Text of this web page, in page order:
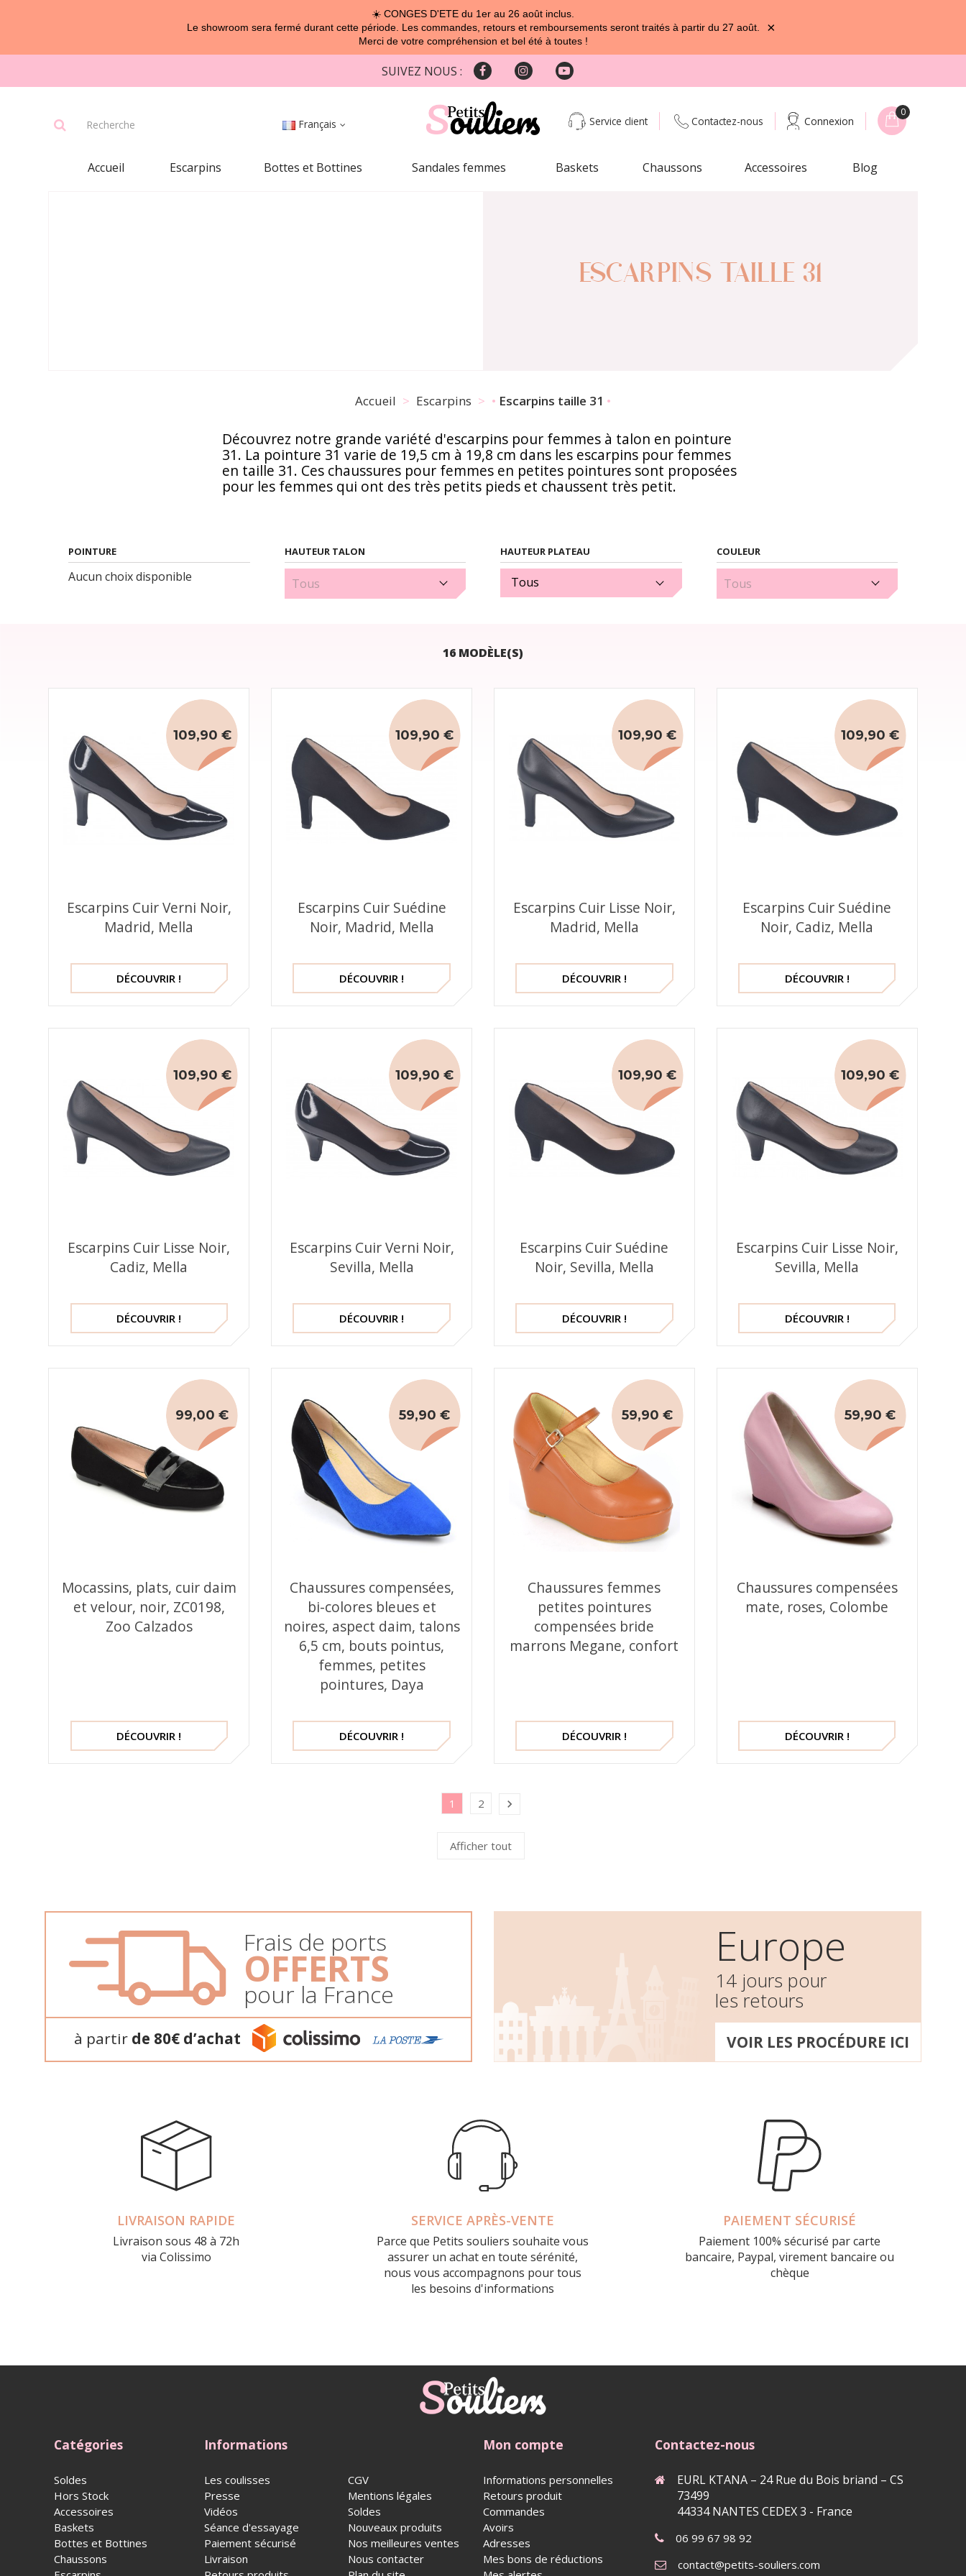
☀️ CONGES D'ETE du 1er au 26 août inclus.
Le showroom sera fermé durant cette période. Les commandes, retours et remboursements seront traités à partir du 27 août.
Merci de votre compréhension et bel été à toutes !
×
SUIVEZ NOUS :
Français Service client Contactez-nous Connexion
0
Accueil Escarpins Bottes et Bottines Sandales femmes Baskets Chaussons Accessoires Blog
ESCARPINS TAILLE 31
Accueil Escarpins Escarpins taille 31
Découvrez notre grande variété d'escarpins pour femmes à talon en pointure
31. La pointure 31 varie de 19,5 cm à 19,8 cm dans les escarpins pour femmes
en taille 31. Ces chaussures pour femmes en petites pointures sont proposées
pour les femmes qui ont des très petits pieds et chaussent très petit.
POINTURE
Aucun choix disponible
HAUTEUR TALON
1 cm (1)
HAUTEUR PLATEAU
Tous
COULEUR
Blanc (1)
16 MODÈLE(S)
Escarpins Cuir Verni Noir,
Madrid, Mella
109,90 €
DÉCOUVRIR !
Escarpins Cuir Suédine
Noir, Madrid, Mella
109,90 €
DÉCOUVRIR !
Escarpins Cuir Lisse Noir,
Madrid, Mella
109,90 €
DÉCOUVRIR !
Escarpins Cuir Suédine
Noir, Cadiz, Mella
109,90 €
DÉCOUVRIR !
Escarpins Cuir Lisse Noir,
Cadiz, Mella
109,90 €
DÉCOUVRIR !
Escarpins Cuir Verni Noir,
Sevilla, Mella
109,90 €
DÉCOUVRIR !
Escarpins Cuir Suédine
Noir, Sevilla, Mella
109,90 €
DÉCOUVRIR !
Escarpins Cuir Lisse Noir,
Sevilla, Mella
109,90 €
DÉCOUVRIR !
Mocassins, plats, cuir daim
et velour, noir, ZC0198,
Zoo Calzados
99,00 €
DÉCOUVRIR !
Chaussures compensées,
bi-colores bleues et
noires, aspect daim, talons
6,5 cm, bouts pointus,
femmes, petites
pointures, Daya
59,90 €
DÉCOUVRIR !
Chaussures femmes
petites pointures
compensées bride
marrons Megane, confort
59,90 €
DÉCOUVRIR !
Chaussures compensées
mate, roses, Colombe
59,90 €
DÉCOUVRIR !
1 2 
Afficher tout
Frais de ports
OFFERTS
pour la France
à partir de 80€ d’achat
Europe
14 jours pour
les retours
VOIR LES PROCÉDURE ICI
LIVRAISON RAPIDE
Livraison sous 48 à 72h
via Colissimo
SERVICE APRÈS-VENTE
Parce que Petits souliers souhaite vous
assurer un achat en toute sérénité,
nous vous accompagnons pour tous
les besoins d'informations
PAIEMENT SÉCURISÉ
Paiement 100% sécurisé par carte
bancaire, Paypal, virement bancaire ou
chèque
Catégories
Soldes
Hors Stock
Accessoires
Baskets
Bottes et Bottines
Chaussons
Informations
Les coulisses
Presse
Vidéos
Séance d'essayage
Paiement sécurisé
Livraison
CGV
Mentions légales
Soldes
Nouveaux produits
Nos meilleures ventes
Nous contacter
Mon compte
Informations personnelles
Retours produit
Commandes
Avoirs
Adresses
Mes bons de réductions
Contactez-nous
EURL KTANA – 24 Rue du Bois briand – CS
73499
44334 NANTES CEDEX 3 - France
06 99 67 98 92
contact@petits-souliers.com